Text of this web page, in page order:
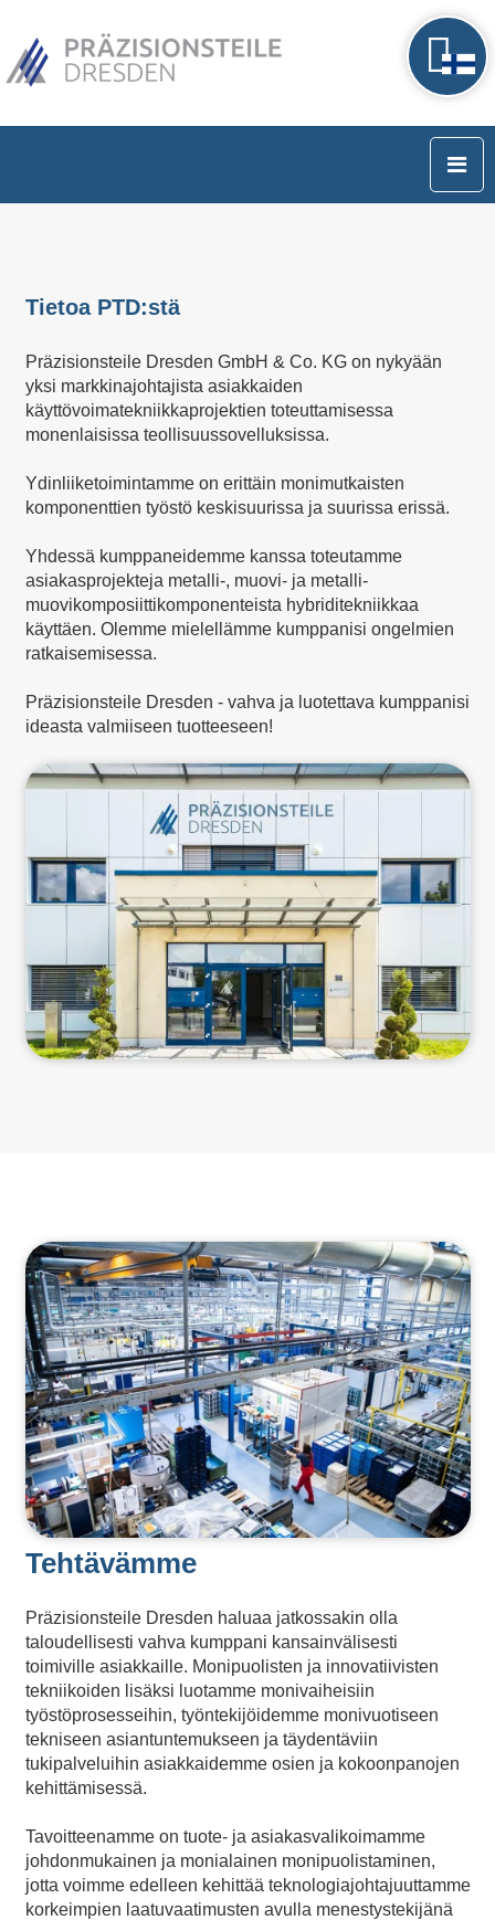
Tietoa PTD:stä
Präzisionsteile Dresden GmbH & Co. KG on nykyään
yksi markkinajohtajista asiakkaiden
käyttövoimatekniikkaprojektien toteuttamisessa
monenlaisissa teollisuussovelluksissa.
Ydinliiketoimintamme on erittäin monimutkaisten
komponenttien työstö keskisuurissa ja suurissa erissä.
Yhdessä kumppaneidemme kanssa toteutamme
asiakasprojekteja metalli-, muovi- ja metalli-
muovikomposiittikomponenteista hybriditekniikkaa
käyttäen. Olemme mielellämme kumppanisi ongelmien
ratkaisemisessa.
Präzisionsteile Dresden - vahva ja luotettava kumppanisi
ideasta valmiiseen tuotteeseen!
Tehtävämme
Präzisionsteile Dresden haluaa jatkossakin olla
taloudellisesti vahva kumppani kansainvälisesti
toimiville asiakkaille. Monipuolisten ja innovatiivisten
tekniikoiden lisäksi luotamme monivaiheisiin
työstöprosesseihin, työntekijöidemme monivuotiseen
tekniseen asiantuntemukseen ja täydentäviin
tukipalveluihin asiakkaidemme osien ja kokoonpanojen
kehittämisessä.
Tavoitteenamme on tuote- ja asiakasvalikoimamme
johdonmukainen ja monialainen monipuolistaminen,
jotta voimme edelleen kehittää teknologiajohtajuuttamme
korkeimpien laatuvaatimusten avulla menestystekijänä